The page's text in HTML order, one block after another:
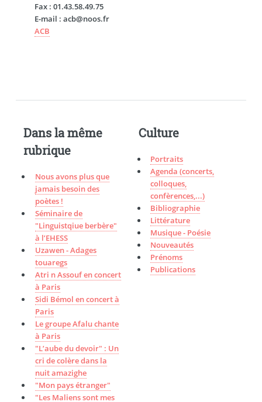
Fax : 01.43.58.49.75
E-mail : acb@noos.fr
ACB
Dans la même
rubrique
Nous avons plus que
jamais besoin des
poètes !
Séminaire de
"Linguistqiue berbère"
à l’EHESS
Uzawen - Adages
touaregs
Atri n Assouf en concert
à Paris
Sidi Bémol en concert à
Paris
Le groupe Afalu chante
à Paris
"L’aube du devoir" : Un
cri de colère dans la
nuit amazighe
"Mon pays étranger"
"Les Maliens sont mes
Culture
Portraits
Agenda (concerts,
colloques,
confèrences,...)
Bibliographie
Littérature
Musique - Poésie
Nouveautés
Prénoms
Publications